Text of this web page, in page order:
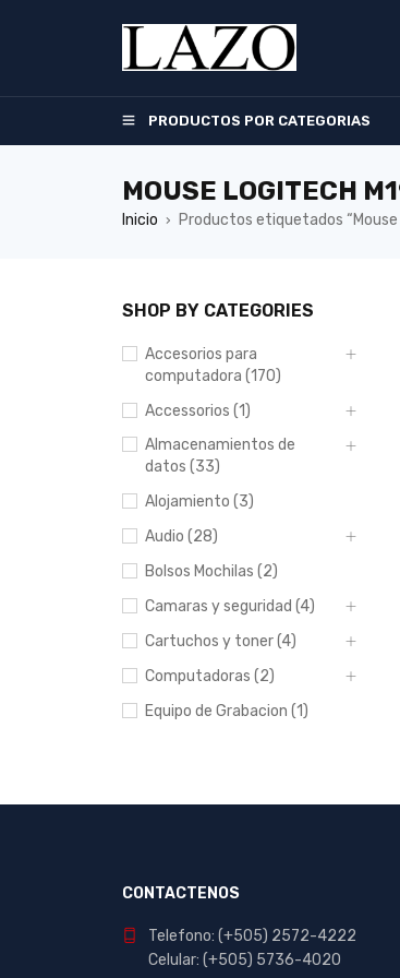
PRODUCTOS POR CATEGORIAS
MOUSE LOGITECH
Inicio › Productos etiquetados “Mouse
SHOP BY CATEGORIES
Accesorios para
computadora (170)
Accessorios (1)
Almacenamientos de
datos (33)
Alojamiento (3)
Audio (28)
Bolsos Mochilas (2)
Camaras y seguridad (4)
Cartuchos y toner (4)
Computadoras (2)
Equipo de Grabacion (1)
Muebles (1)
Portables y
CONTACTENOS
Telefono: (+505) 2572-4222
Celular: (+505) 5736-4020